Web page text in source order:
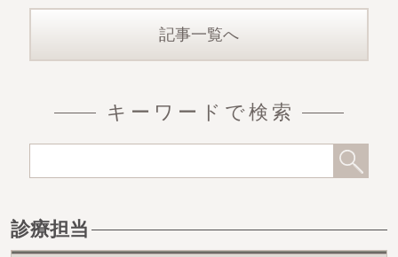
含む部分）の脂肪吸引でし
記事一覧へ
キーワードで検索
診療担当